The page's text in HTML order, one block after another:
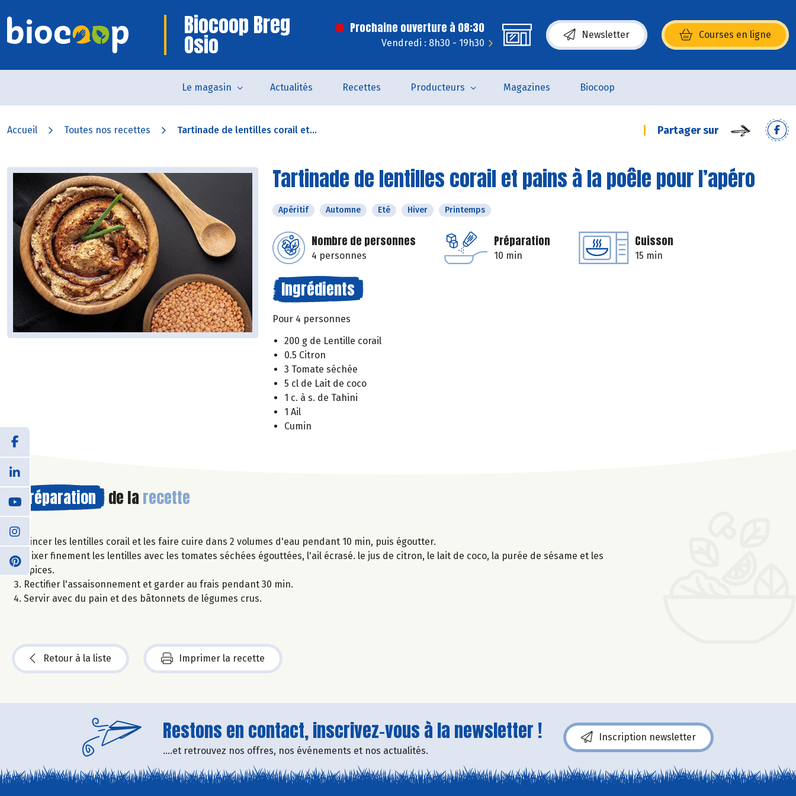
Biocoop Breg
Osio
Prochaine ouverture à 08:30
Vendredi : 8h30 - 19h30
Newsletter Courses en ligne
(s’ouvre dans une nouvelle fenêtre)
Le magasin Actualités Recettes Producteurs Magazines Biocoop
Accueil Toutes nos recettes Tartinade de lentilles corail et... Partager sur
Tartinade de lentilles corail et pains à la poêle pour l’apéro
Apéritif Automne Eté Hiver Printemps
Nombre de personnes
4 personnes
Préparation
10 min
Cuisson
15 min
Ingrédients
Pour 4 personnes
200 g de Lentille corail
0.5 Citron
3 Tomate séchée
5 cl de Lait de coco
1 c. à s. de Tahini
1 Ail
Cumin
Préparation de la recette
Rincer les lentilles corail et les faire cuire dans 2 volumes d'eau pendant 10 min, puis égoutter.
Mixer finement les lentilles avec les tomates séchées égouttées, l'ail écrasé. le jus de citron, le lait de coco, la purée de sésame et les
épices.
Rectifier l'assaisonnement et garder au frais pendant 30 min.
Servir avec du pain et des bâtonnets de légumes crus.
Retour à la liste Imprimer la recette
Restons en contact, inscrivez-vous à la newsletter !
....et retrouvez nos offres, nos événements et nos actualités.
Inscription newsletter